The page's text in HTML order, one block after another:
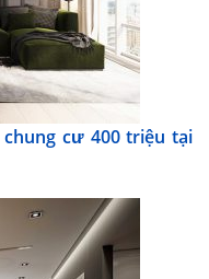
cư 400 triệu tại